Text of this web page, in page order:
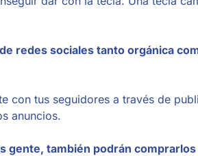
redes sociales tanto orgánica
con tus seguidores a través de
anuncios.
gente, también podrán